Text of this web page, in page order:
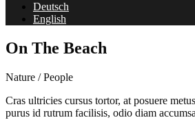
Deutsch
English
On The Beach
Nature / People
Cras ultricies cursus tortor, at posuere
purus id rutrum facilisis, odio diam